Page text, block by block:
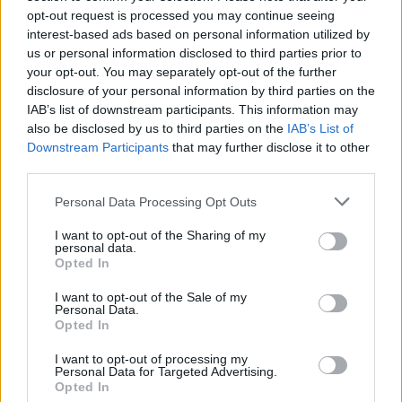
opt-out request is processed you may continue seeing
interest-based ads based on personal information utilized by
us or personal information disclosed to third parties prior to
your opt-out. You may separately opt-out of the further
disclosure of your personal information by third parties on the
IAB’s list of downstream participants. This information may
also be disclosed by us to third parties on the IAB’s List of
Downstream Participants that may further disclose it to other
Personal Data Processing Opt Outs
I want to opt-out of the Sharing of my
personal data.
Opted In
I want to opt-out of the Sale of my
Personal Data.
Opted In
I want to opt-out of processing my
Personal Data for Targeted Advertising.
Opted In
pazakonta